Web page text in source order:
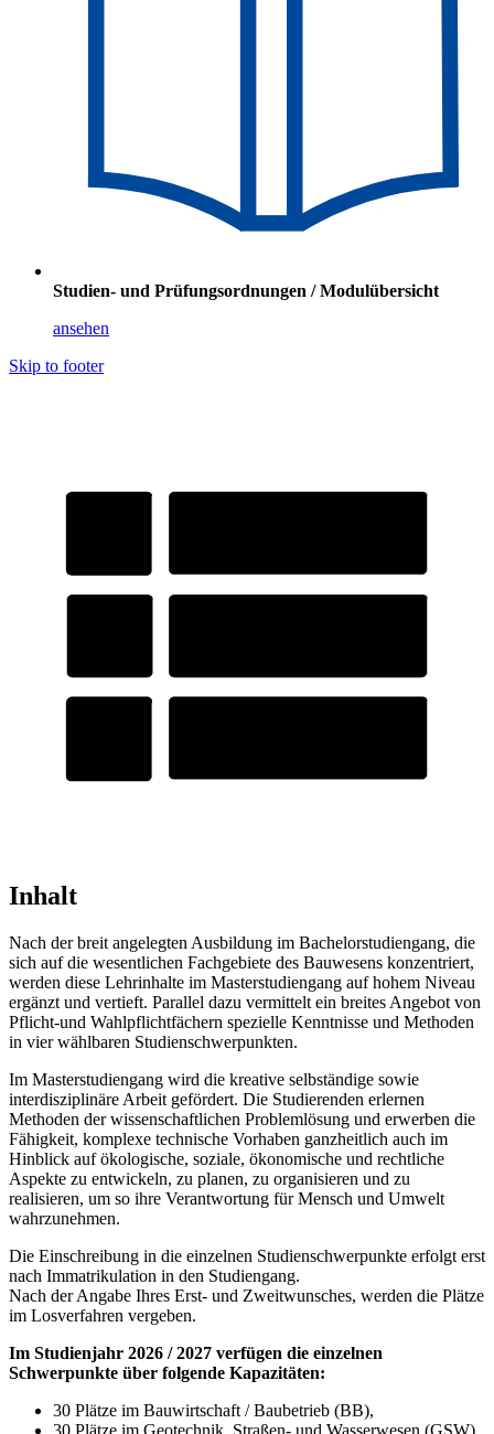
Studien- und Prüfungsordnungen / Modulübersicht
ansehen
Skip to footer
Inhalt
Nach der breit angelegten Ausbildung im Bachelorstudiengang, die
sich auf die wesentlichen Fachgebiete des Bauwesens konzentriert,
werden diese Lehrinhalte im Masterstudiengang auf hohem Niveau
ergänzt und vertieft. Parallel dazu vermittelt ein breites Angebot von
Pflicht-und Wahlpflichtfächern spezielle Kenntnisse und Methoden
in vier wählbaren Studienschwerpunkten.
Im Masterstudiengang wird die kreative selbständige sowie
interdisziplinäre Arbeit gefördert. Die Studierenden erlernen
Methoden der wissenschaftlichen Problemlösung und erwerben die
Fähigkeit, komplexe technische Vorhaben ganzheitlich auch im
Hinblick auf ökologische, soziale, ökonomische und rechtliche
Aspekte zu entwickeln, zu planen, zu organisieren und zu
realisieren, um so ihre Verantwortung für Mensch und Umwelt
wahrzunehmen.
Die Einschreibung in die einzelnen Studienschwerpunkte erfolgt erst
nach Immatrikulation in den Studiengang.
Nach der Angabe Ihres Erst- und Zweitwunsches, werden die Plätze
im Losverfahren vergeben.
Im Studienjahr 2026 / 2027 verfügen die einzelnen
Schwerpunkte über folgende Kapazitäten:
30 Plätze im Bauwirtschaft / Baubetrieb (BB),
30 Plätze im Geotechnik, Straßen- und Wasserwesen (GSW),